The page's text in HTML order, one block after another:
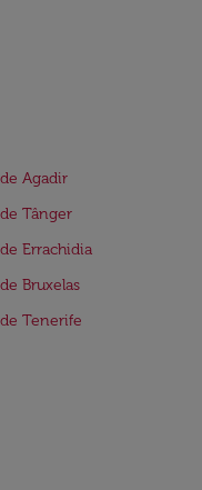
Agadir
Tânger
Errachidia
Bruxelas
Tenerife